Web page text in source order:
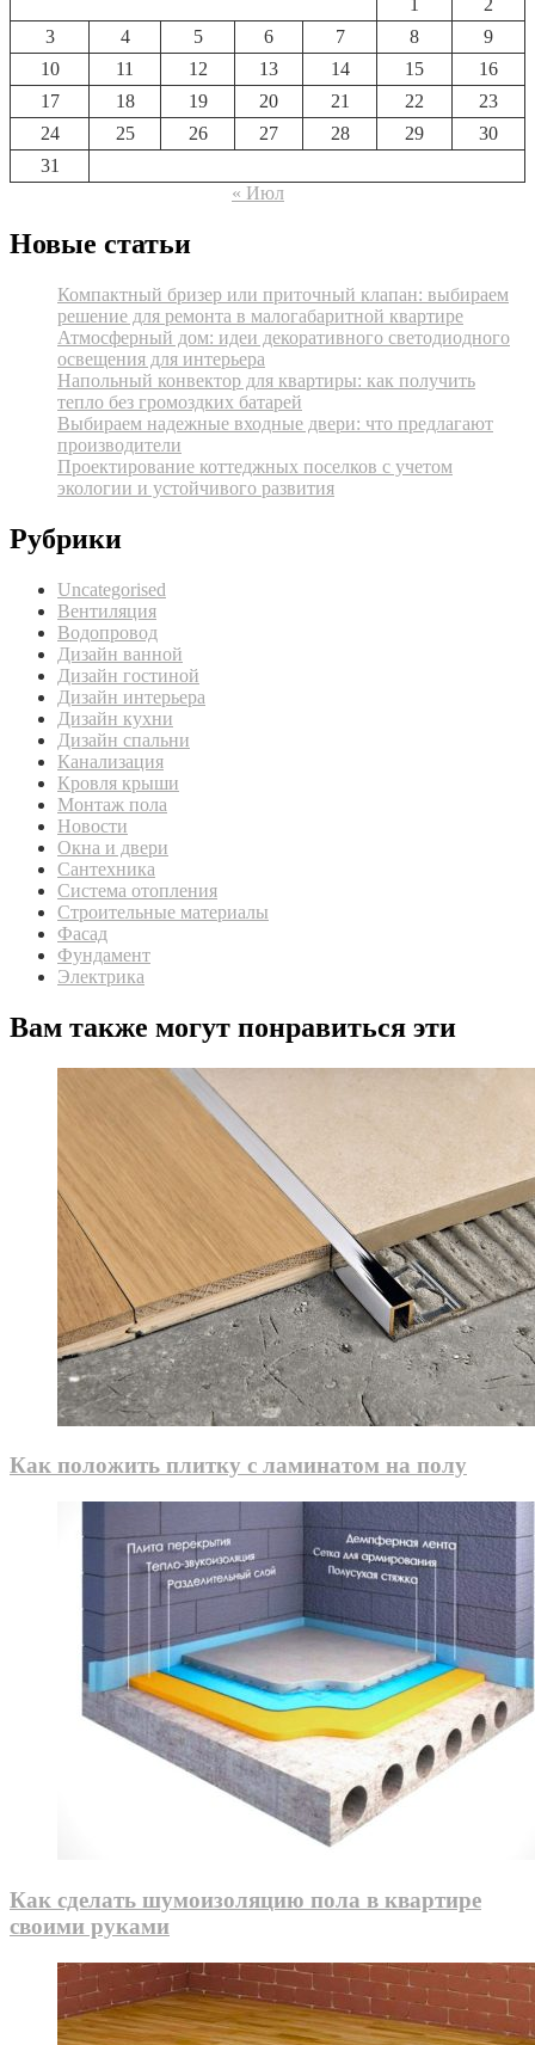
1
2
3
4 5 6 7 8
9
10
11 12 13 14 15
16
17
18 19 20 21 22
23
24
25 26 27 28 29
30
31
« Июл
Новые статьи
Компактный бризер или приточный клапан: выбираем
решение для ремонта в малогабаритной квартире
Атмосферный дом: идеи декоративного светодиодного
освещения для интерьера
Напольный конвектор для квартиры: как получить
тепло без громоздких батарей
Выбираем надежные входные двери: что предлагают
производители
Проектирование коттеджных поселков с учетом
экологии и устойчивого развития
Рубрики
Uncategorised
Вентиляция
Водопровод
Дизайн ванной
Дизайн гостиной
Дизайн интерьера
Дизайн кухни
Дизайн спальни
Канализация
Кровля крыши
Монтаж пола
Новости
Окна и двери
Сантехника
Система отопления
Строительные материалы
Фасад
Фундамент
Электрика
Вам также могут понравиться эти
Как положить плитку с ламинатом на полу
Как сделать шумоизоляцию пола в квартире
своими руками